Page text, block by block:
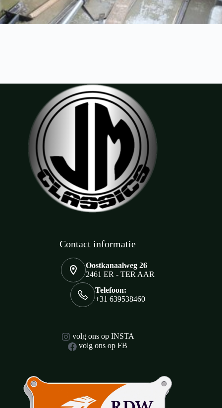
Contact informatie
Oostkanaalweg 26
2461 ER - TER AAR
Telefoon:
+31 639538460
volg ons op INSTA
volg ons op FB